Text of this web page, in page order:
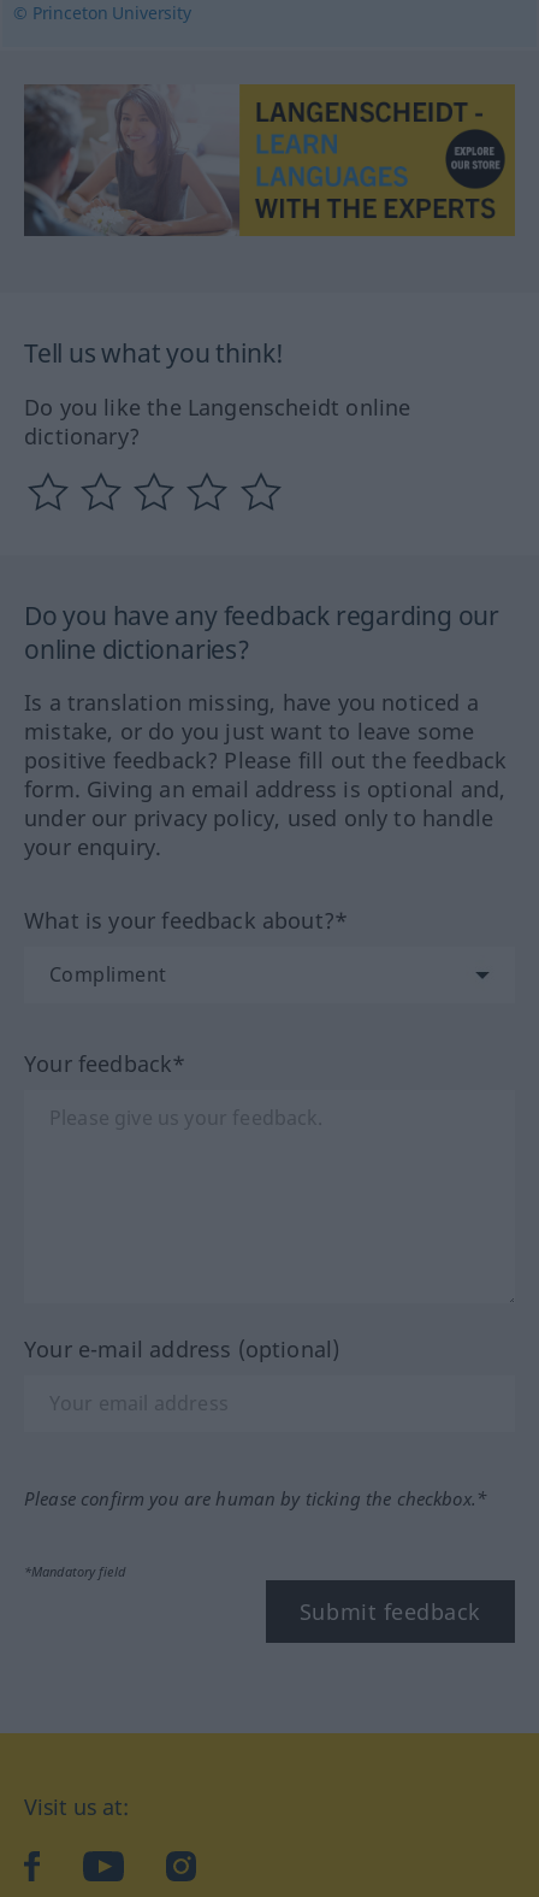
© Princeton University
Tell us what you think!
Do you like the Langenscheidt online
dictionary?
Do you have any feedback regarding our
online dictionaries?
Is a translation missing, have you noticed a
mistake, or do you just want to leave some
positive feedback? Please fill out the feedback
form. Giving an email address is optional and,
under our privacy policy, used only to handle
your enquiry.
What is your feedback about?*
Your feedback*
Your e-mail address (optional)
Please confirm you are human by ticking the checkbox.*
*Mandatory field
Submit feedback
Visit us at:
facebookYouTubeInstagram